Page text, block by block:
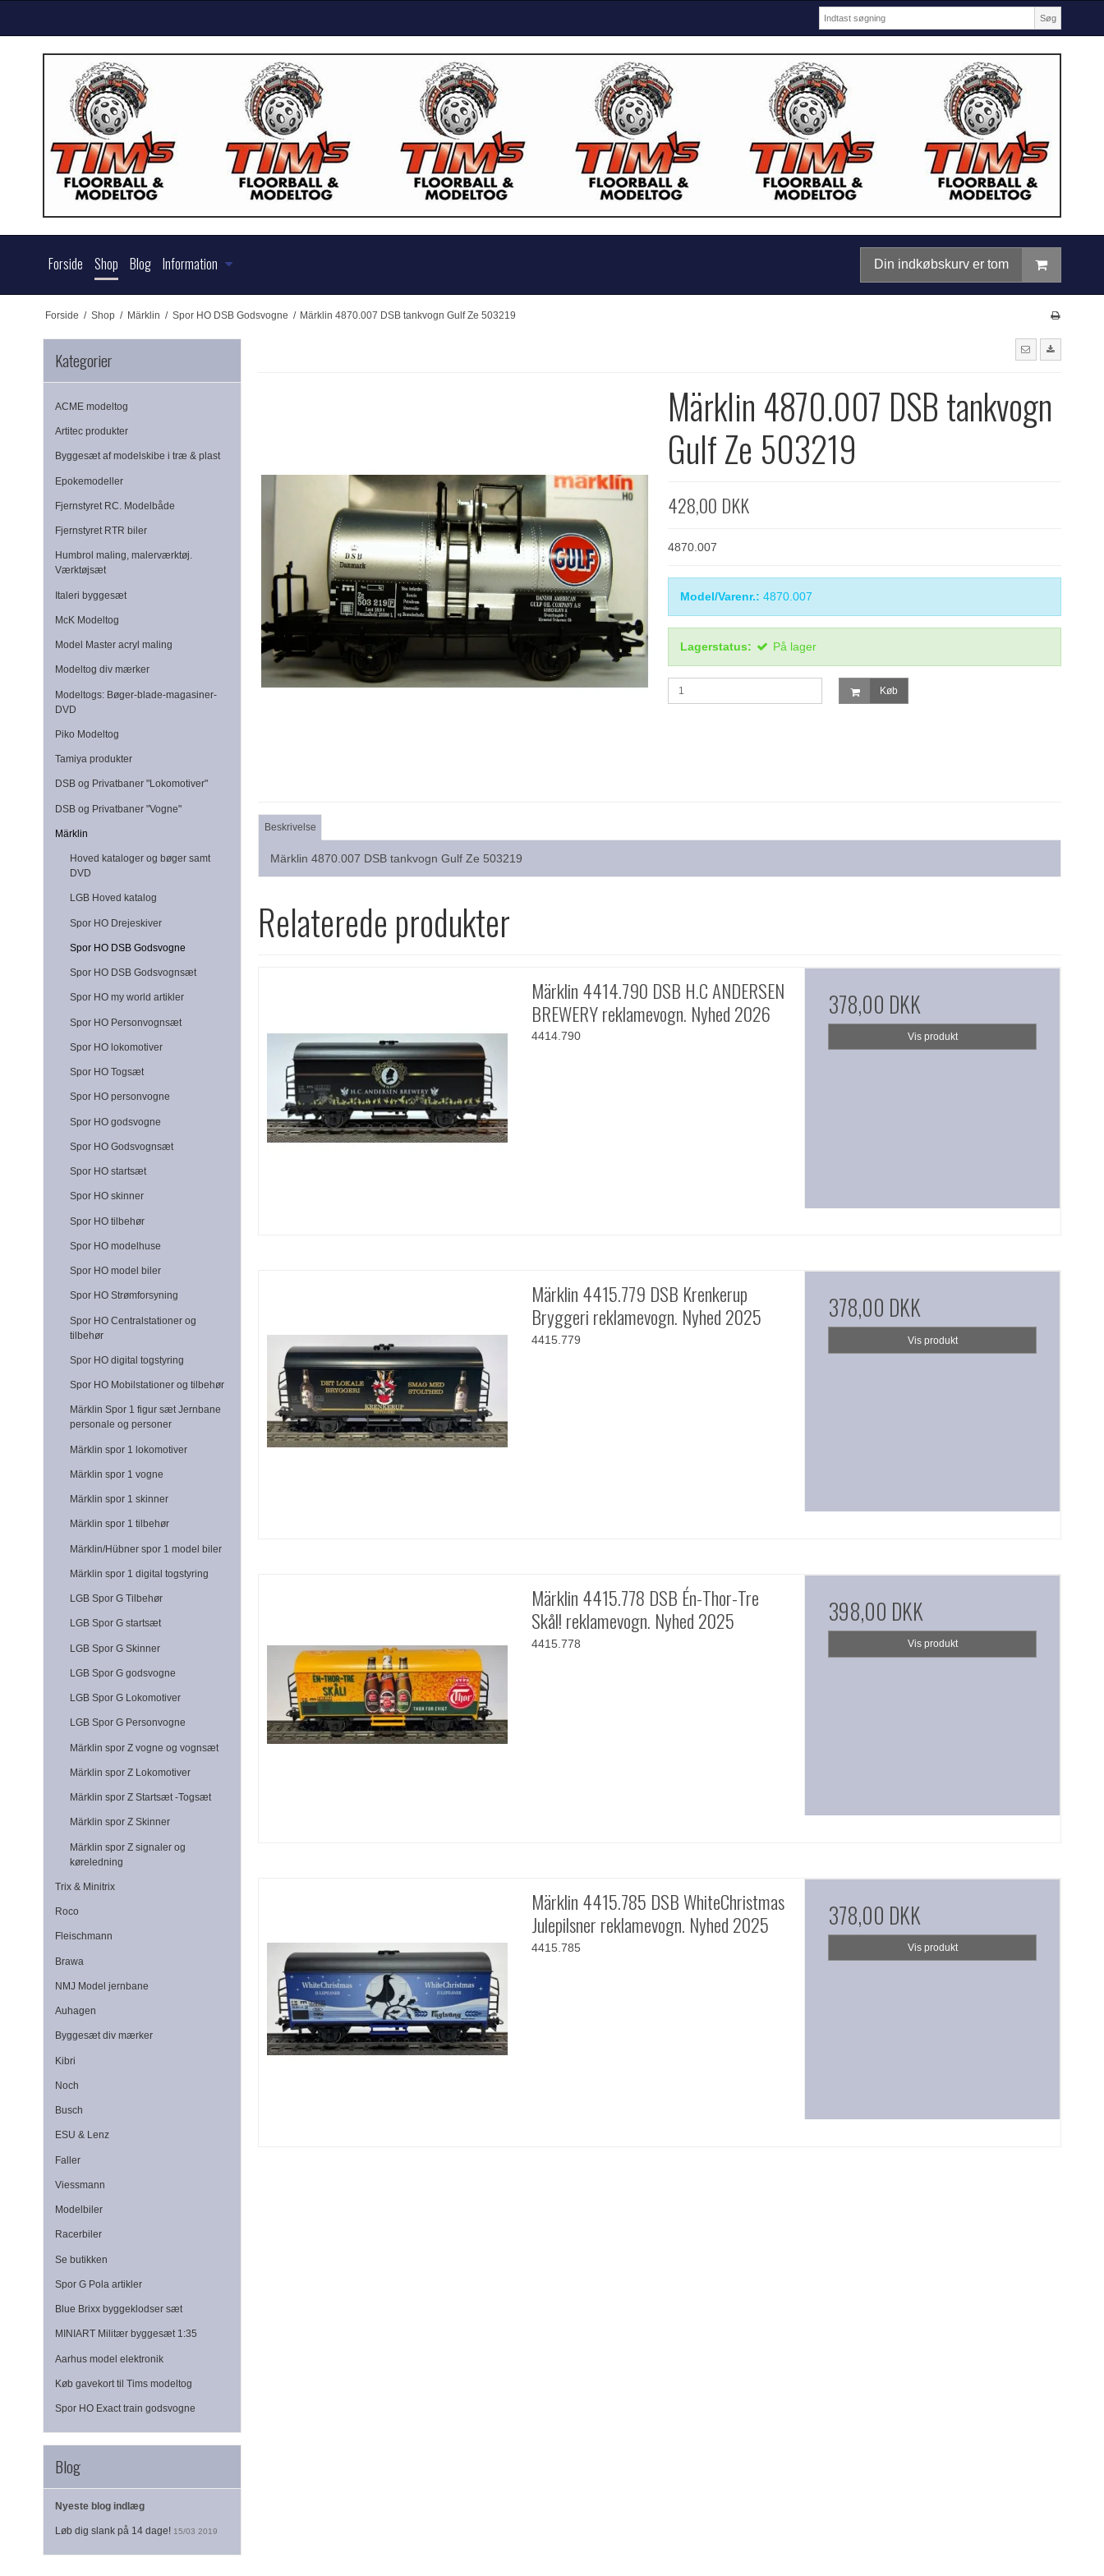
Søg
Forside Shop Blog Information Din indkøbskurv er tom
Forside / Shop / Märklin / Spor HO DSB Godsvogne / Märklin 4870.007 DSB tankvogn Gulf Ze 503219
Kategorier
ACME modeltog
Artitec produkter
Byggesæt af modelskibe i træ & plast
Epokemodeller
Fjernstyret RC. Modelbåde
Fjernstyret RTR biler
Humbrol maling, malerværktøj.
Værktøjsæt
Italeri byggesæt
McK Modeltog
Model Master acryl maling
Modeltog div mærker
Modeltogs: Bøger-blade-magasiner-
DVD
Piko Modeltog
Tamiya produkter
DSB og Privatbaner "Lokomotiver"
DSB og Privatbaner "Vogne"
Märklin
Hoved kataloger og bøger samt
DVD
LGB Hoved katalog
Spor HO Drejeskiver
Spor HO DSB Godsvogne
Spor HO DSB Godsvognsæt
Spor HO my world artikler
Spor HO Personvognsæt
Spor HO lokomotiver
Spor HO Togsæt
Spor HO personvogne
Spor HO godsvogne
Spor HO Godsvognsæt
Spor HO startsæt
Spor HO skinner
Spor HO tilbehør
Spor HO modelhuse
Spor HO model biler
Spor HO Strømforsyning
Spor HO Centralstationer og
tilbehør
Spor HO digital togstyring
Spor HO Mobilstationer og tilbehør
Märklin Spor 1 figur sæt Jernbane
personale og personer
Märklin spor 1 lokomotiver
Märklin spor 1 vogne
Märklin spor 1 skinner
Märklin spor 1 tilbehør
Märklin/Hübner spor 1 model biler
Märklin spor 1 digital togstyring
LGB Spor G Tilbehør
LGB Spor G startsæt
LGB Spor G Skinner
LGB Spor G godsvogne
LGB Spor G Lokomotiver
LGB Spor G Personvogne
Märklin spor Z vogne og vognsæt
Märklin spor Z Lokomotiver
Märklin spor Z Startsæt -Togsæt
Märklin spor Z Skinner
Märklin spor Z signaler og
køreledning
Trix & Minitrix
Roco
Fleischmann
Brawa
NMJ Model jernbane
Auhagen
Byggesæt div mærker
Kibri
Noch
Busch
ESU & Lenz
Faller
Viessmann
Modelbiler
Racerbiler
Se butikken
Spor G Pola artikler
Blue Brixx byggeklodser sæt
MINIART Militær byggesæt 1:35
Aarhus model elektronik
Køb gavekort til Tims modeltog
Spor HO Exact train godsvogne
Blog
Nyeste blog indlæg
Løb dig slank på 14 dage! 15/03 2019
Märklin 4870.007 DSB tankvogn
Gulf Ze 503219
428,00 DKK
4870.007
Model/Varenr.: 4870.007
Lagerstatus: På lager
Køb
Beskrivelse
Märklin 4870.007 DSB tankvogn Gulf Ze 503219
Relaterede produkter
Märklin 4414.790 DSB H.C ANDERSEN
BREWERY reklamevogn. Nyhed 2026
4414.790
378,00 DKK
Vis produkt
Märklin 4415.779 DSB Krenkerup
Bryggeri reklamevogn. Nyhed 2025
4415.779
378,00 DKK
Vis produkt
Märklin 4415.778 DSB Én-Thor-Tre
Skål! reklamevogn. Nyhed 2025
4415.778
398,00 DKK
Vis produkt
Märklin 4415.785 DSB WhiteChristmas
Julepilsner reklamevogn. Nyhed 2025
4415.785
378,00 DKK
Vis produkt